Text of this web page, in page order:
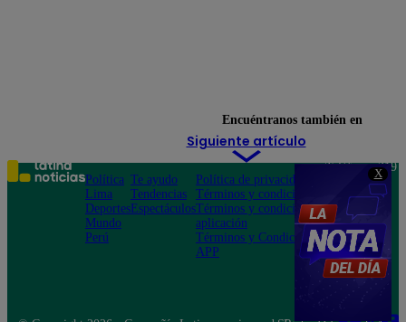
X
Siguiente artículo
Encuéntranos también en
Política
Lima
Deportes
Mundo
Perú
Te ayudo
Tendencias
Espectáculos
Política de privacidad
Términos y condiciones
Términos y condiciones
aplicación
Términos y Condiciones
APP
Teléfono: 219
Av. San
Felipe 968
Jesús María